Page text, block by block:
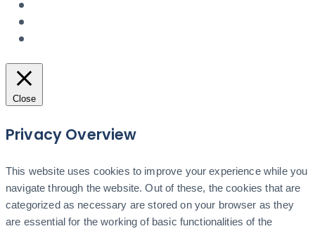
Close
Privacy Overview
This website uses cookies to improve your experience while you
navigate through the website. Out of these, the cookies that are
categorized as necessary are stored on your browser as they
are essential for the working of basic functionalities of the